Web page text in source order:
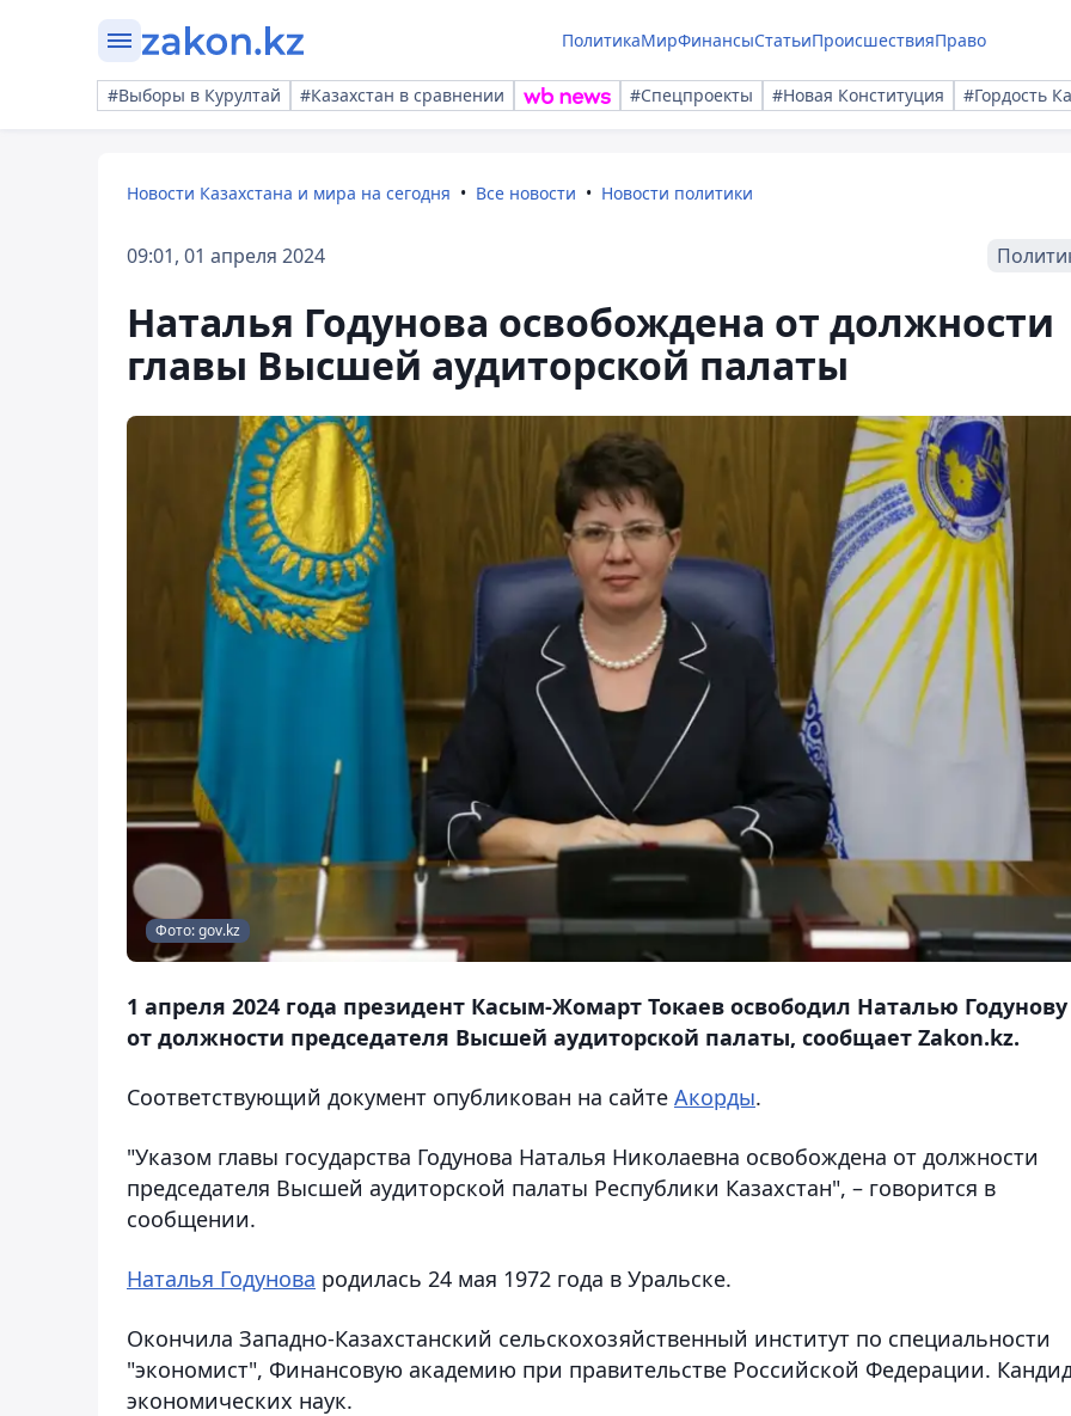
ПолитикаМирФинансыСтатьиПроисшествияПраво
#Выборы в Курултай #Казахстан в сравнении #Спецпроекты #Новая Конституция #Гордость
Новости Казахстана и мира на сегодня Все новости Новости политики
09:01, 01 апреля 2024
Наталья Годунова освобождена от должности
главы Высшей аудиторской палаты
Фото: gov.kz
1 апреля 2024 года президент Касым-Жомарт Токаев освободил Наталью Годунову
от должности председателя Высшей аудиторской палаты, сообщает Zakon.kz.
Соответствующий документ опубликован на сайте Акорды.
"Указом главы государства Годунова Наталья Николаевна освобождена от должности
председателя Высшей аудиторской палаты Республики Казахстан", – говорится в
сообщении.
Наталья Годунова родилась 24 мая 1972 года в Уральске.
Окончила Западно-Казахстанский сельскохозяйственный институт по специальности
"экономист", Финансовую академию при правительстве Российской Федерации.
экономических наук.